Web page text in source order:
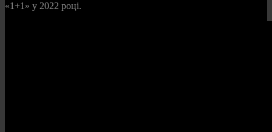
«1+1» у 2022 році.